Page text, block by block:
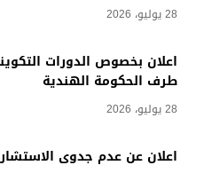
28 يوليو، 2026
اعلان بخصوص الدورات
طرف الحكومة الهندية
28 يوليو، 2026
اعلان عن عدم جدوى الاستشارة